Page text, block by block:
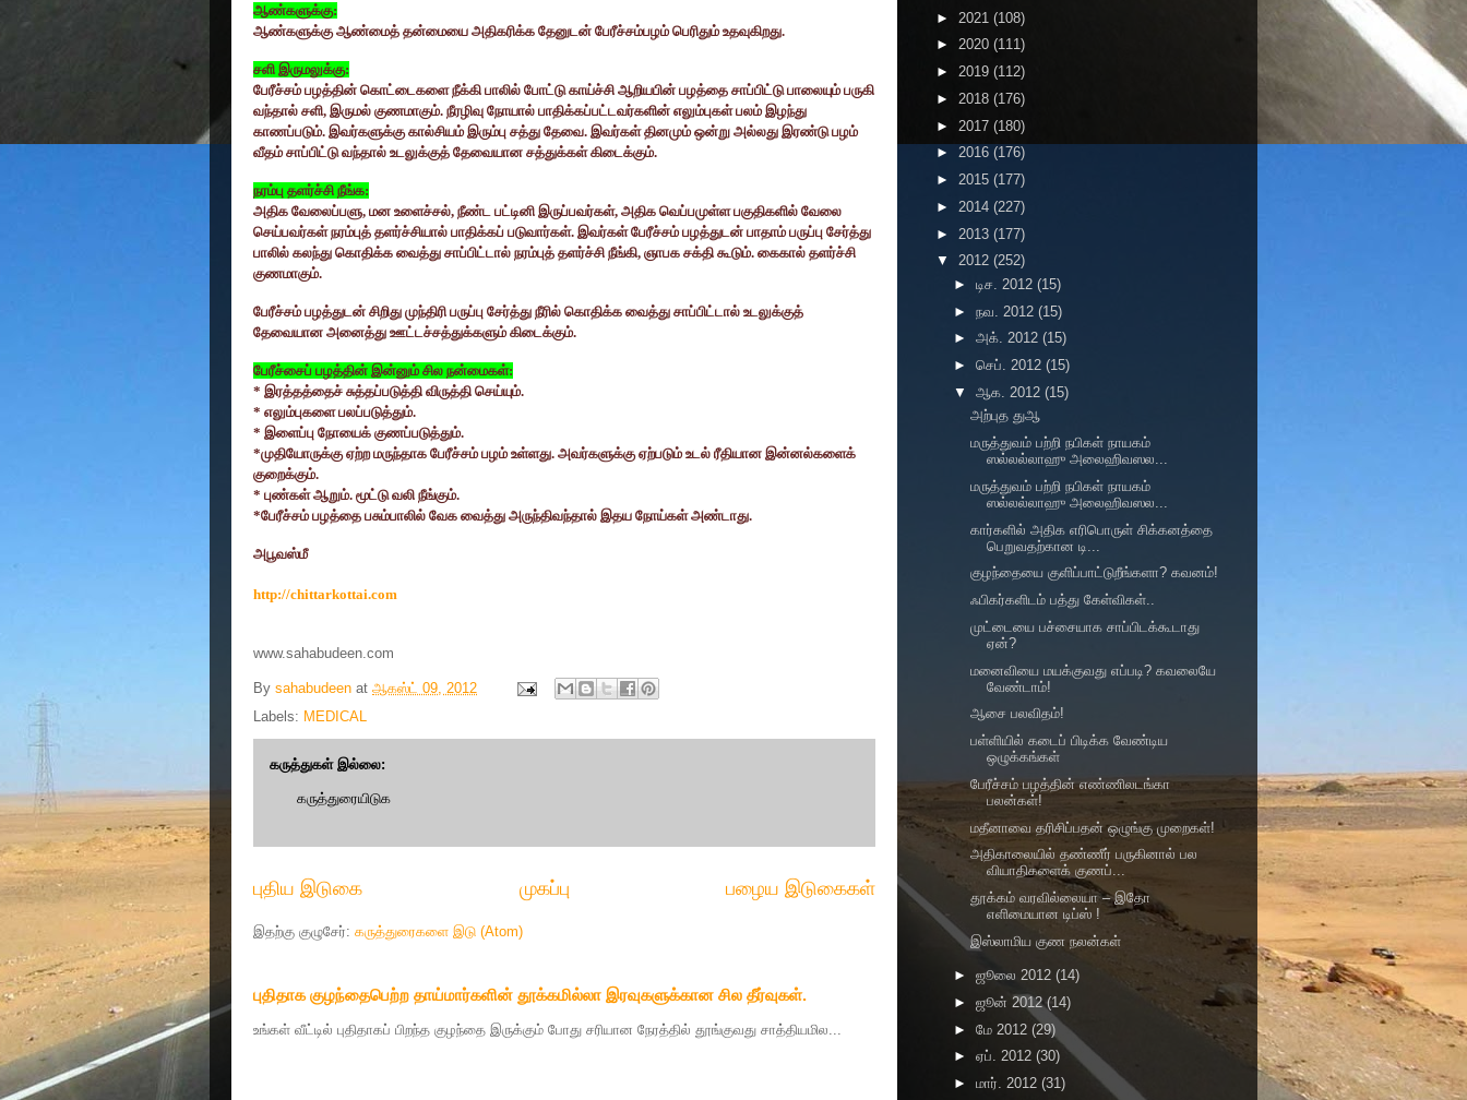
ஆண்களுக்கு:
ஆண்களுக்கு ஆண்மைத் தன்மையை அதிகரிக்க தேனுடன் பேரீச்சம்பழம் பெரிதும் உதவுகிறது.
சளி இருமலுக்கு:
பேரீச்சம் பழத்தின் கொட்டைகளை நீக்கி பாலில் போட்டு காய்ச்சி ஆறியபின் பழத்தை சாப்பிட்டு பாலையும் பருகி
வந்தால் சளி, இருமல் குணமாகும். நீரழிவு நோயால் பாதிக்கப்பட்டவர்களின் எலும்புகள் பலம் இழந்து
காணப்படும். இவர்களுக்கு கால்சியம் இரும்பு சத்து தேவை. இவர்கள் தினமும் ஒன்று அல்லது இரண்டு பழம்
வீதம் சாப்பிட்டு வந்தால் உடலுக்குத் தேவையான சத்துக்கள் கிடைக்கும்.
நரம்பு தளர்ச்சி நீங்க:
அதிக வேலைப்பளு, மன உளைச்சல், நீண்ட பட்டினி இருப்பவர்கள், அதிக வெப்பமுள்ள பகுதிகளில் வேலை
செய்பவர்கள் நரம்புத் தளர்ச்சியால் பாதிக்கப் படுவார்கள். இவர்கள் பேரீச்சம் பழத்துடன் பாதாம் பருப்பு சேர்த்து
பாலில் கலந்து கொதிக்க வைத்து சாப்பிட்டால் நரம்புத் தளர்ச்சி நீங்கி, ஞாபக சக்தி கூடும். கைகால் தளர்ச்சி
குணமாகும்.
பேரீச்சம் பழத்துடன் சிறிது முந்திரி பருப்பு சேர்த்து நீரில் கொதிக்க வைத்து சாப்பிட்டால் உடலுக்குத்
தேவையான அனைத்து ஊட்டச்சத்துக்களும் கிடைக்கும்.
பேரீச்சைப் பழத்தின் இன்னும் சில நன்மைகள்:
* இரத்தத்தைச் சுத்தப்படுத்தி விருத்தி செய்யும்.
* எலும்புகளை பலப்படுத்தும்.
* இளைப்பு நோயைக் குணப்படுத்தும்.
*முதியோருக்கு ஏற்ற மருந்தாக பேரீச்சம் பழம் உள்ளது. அவர்களுக்கு ஏற்படும் உடல் ரீதியான இன்னல்களைக்
குறைக்கும்.
* புண்கள் ஆறும். மூட்டு வலி நீங்கும்.
*பேரீச்சம் பழத்தை பசும்பாலில் வேக வைத்து அருந்திவந்தால் இதய நோய்கள் அண்டாது.
அபூவஸ்மீ
http://chittarkottai.com
www.sahabudeen.com
By sahabudeen at ஆகஸ்ட் 09, 2012
Labels: MEDICAL
கருத்துகள் இல்லை:
கருத்துரையிடுக
புதிய இடுகை பழைய இடுகைகள்
முகப்பு
இதற்கு குழுசேர்: கருத்துரைகளை இடு (Atom)
புதிதாக குழந்தைபெற்ற தாய்மார்களின் தூக்கமில்லா இரவுகளுக்கான சில தீர்வுகள்.
உங்கள் வீட்டில் புதிதாகப் பிறந்த குழந்தை இருக்கும் போது சரியான நேரத்தில் தூங்குவது சாத்தியமில...
► 2021 (108)
► 2020 (111)
► 2019 (112)
► 2018 (176)
► 2017 (180)
► 2016 (176)
► 2015 (177)
► 2014 (227)
► 2013 (177)
▼ 2012 (252)
► டிச. 2012 (15)
► நவ. 2012 (15)
► அக். 2012 (15)
► செப். 2012 (15)
▼ ஆக. 2012 (15)
அற்புத துஆ
மருத்துவம் பற்றி நபிகள் நாயகம்
ஸல்லல்லாஹு அலைஹிவஸல...
மருத்துவம் பற்றி நபிகள் நாயகம்
ஸல்லல்லாஹு அலைஹிவஸல...
கார்களில் அதிக எரிபொருள் சிக்கனத்தை
பெறுவதற்கான டி...
குழந்தையை குளிப்பாட்டுறீங்களா? கவனம்!
ஃபிகர்களிடம் பத்து கேள்விகள்..
முட்டையை பச்சையாக சாப்பிடக்கூடாது
ஏன்?
மனைவியை மயக்குவது எப்படி? கவலையே
வேண்டாம்!
ஆசை பலவிதம்!
பள்ளியில் கடைப் பிடிக்க வேண்டிய
ஒழுக்கங்கள்
பேரீச்சம் பழத்தின் எண்ணிலடங்கா
பலன்கள்!
மதீனாவை தரிசிப்பதன் ஒழுங்கு முறைகள்!
அதிகாலையில் தண்ணீர் பருகினால் பல
வியாதிகளைக் குணப்...
தூக்கம் வரவில்லையா – இதோ
எளிமையான டிப்ஸ் !
இஸ்லாமிய குண நலன்கள்
► ஜூலை 2012 (14)
► ஜூன் 2012 (14)
► மே 2012 (29)
► ஏப். 2012 (30)
► மார். 2012 (31)